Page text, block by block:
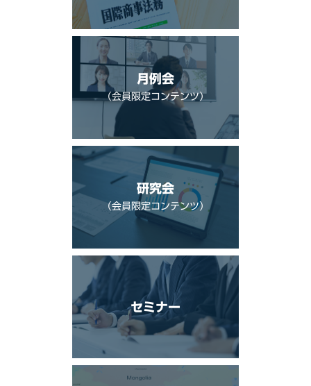
月例会
（会員限定コンテンツ）
研究会
（会員限定コンテンツ）
セミナー